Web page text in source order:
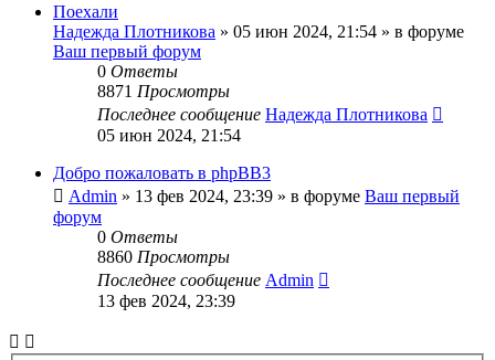
Поехали
Надежда Плотникова » 05 июн 2024, 21:54 » в форуме
Ваш первый форум
0 Ответы
8871 Просмотры
Последнее сообщение Надежда Плотникова
05 июн 2024, 21:54
Добро пожаловать в phpBB3
Admin » 13 фев 2024, 23:39 » в форуме Ваш первый
форум
0 Ответы
8860 Просмотры
Последнее сообщение Admin
13 фев 2024, 23:39